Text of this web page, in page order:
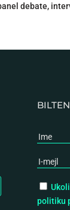
debate,
BILTEN
politiku